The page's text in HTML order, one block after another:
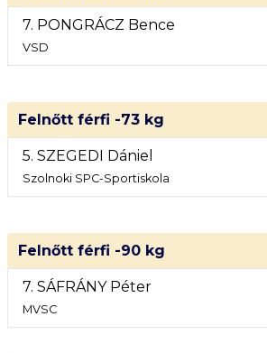
7. PONGRÁCZ Bence
VSD
Felnőtt férfi -73 kg
5. SZEGEDI Dániel
Szolnoki SPC-Sportiskola
Felnőtt férfi -90 kg
7. SÁFRÁNY Péter
MVSC